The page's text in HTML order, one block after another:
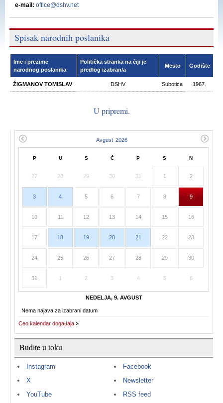
e-mail: office@dshv.net
Spisak narodnih poslanika
Ime i prezime
narodnog poslanika
Politička stranka na čiji je
predlog izabran/a
Mesto Godište
ŽIGMANOV TOMISLAV DSHV Subotica 1967.
U pripremi.
P U S Č P S N
27 28 29 30 31 1 2
3 4 5 6 7 8 9
10 11 12 13 14 15 16
17 18 19 20 21 22 23
24 25 26 27 28 29 30
31 1 2 3 4 5 6
NEDELJA, 9. AVGUST
Nema najava za izabrani datum
Ceo kalendar događaja
Budite u toku
Instagram
X
YouTube
Facebook
Newsletter
RSS feed